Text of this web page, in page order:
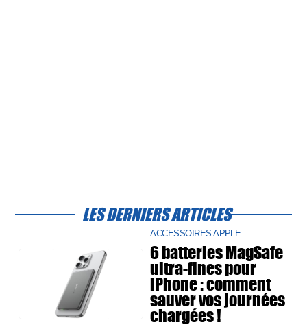
LES DERNIERS ARTICLES
ACCESSOIRES APPLE
6 batteries MagSafe
ultra-fines pour
iPhone : comment
sauver vos journées
chargées !